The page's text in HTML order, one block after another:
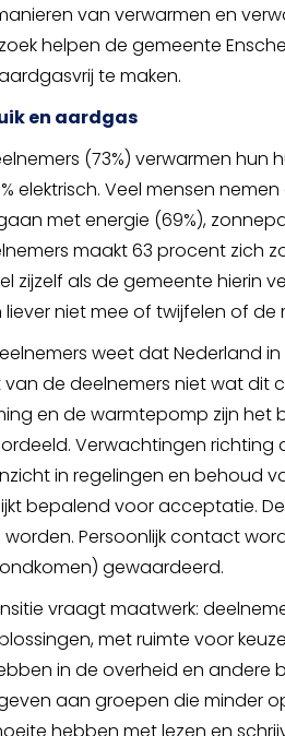
van verwarmen en
helpen de gemeente
te maken.
en aardgas
(73%) verwarmen hun
elektrisch. Veel mensen
met energie (69%),
maakt 63 procent zich
zijzelf als de gemeente hierin
niet mee of twijfelen of de
weet dat Nederland
van de deelnemers niet wat dit
en de warmtepomp zijn
Verwachtingen richting
in regelingen en behoud
bepalend voor acceptatie.
Persoonlijk contact
gewaardeerd.
vraagt maatwerk:
met ruimte voor
in de overheid en andere
aan groepen die minder
hebben met lezen en